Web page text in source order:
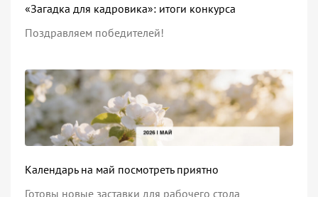
«Загадка для кадровика»: итоги конкурса
Поздравляем победителей!
Календарь на май посмотреть приятно
Готовы новые заставки для рабочего стола